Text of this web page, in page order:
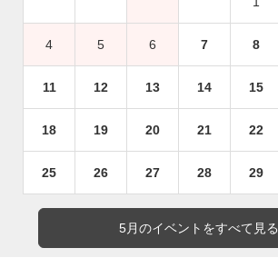
4 5 6 7 8
11 12 13 14 15
18 19 20 21 22
25 26 27 28 29
5月のイベントをすべて見る